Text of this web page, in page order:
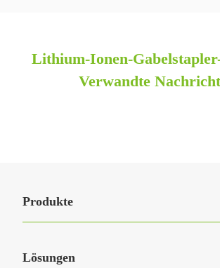
Lithium-Ionen-
Verwandte
Produkte
Lösungen